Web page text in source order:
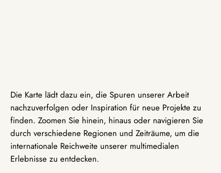
Die Karte lädt dazu ein, die Spuren unserer Arbeit
nachzuverfolgen oder Inspiration für neue Projekte zu
finden. Zoomen Sie hinein, hinaus oder navigieren Sie
durch verschiedene Regionen und Zeiträume, um die
internationale Reichweite unserer multimedialen
Erlebnisse zu entdecken.